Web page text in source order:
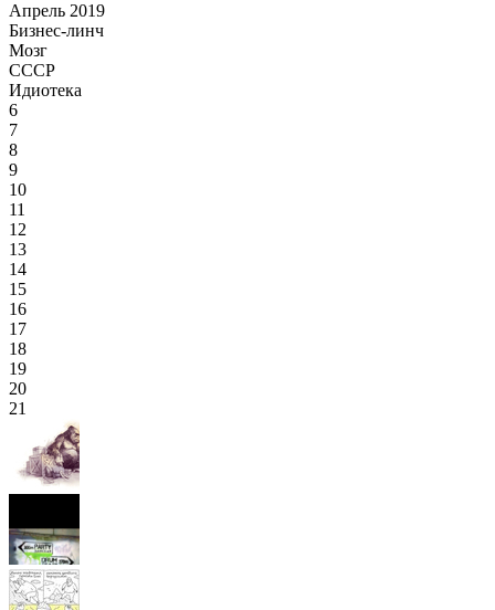
Апрель 2019
Бизнес-линч
Мозг
СССР
Идиотека
6
7
8
9
10
11
12
13
14
15
16
17
18
19
20
21